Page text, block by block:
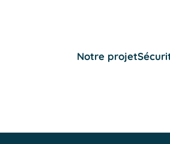
Notre projet